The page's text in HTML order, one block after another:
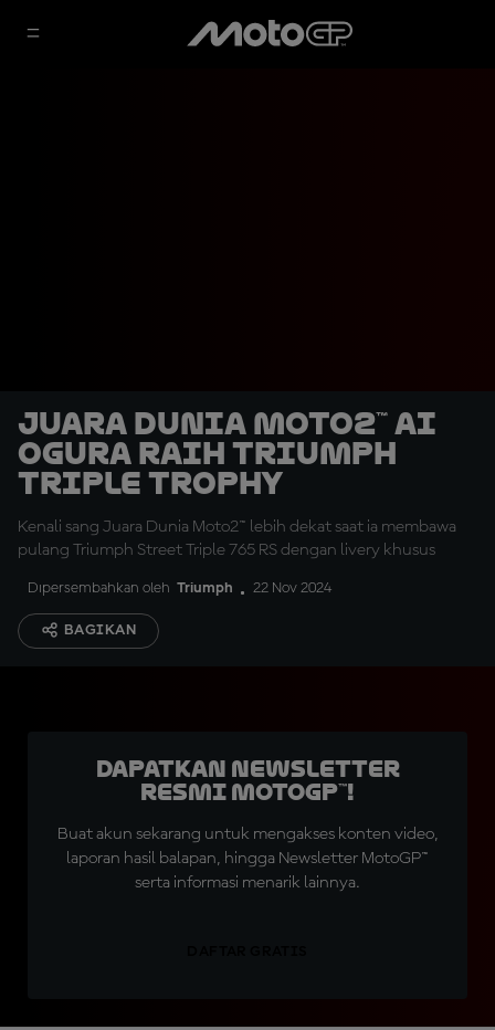
Juara Dunia Moto2™ Ai
Ogura Raih Triumph
Triple Trophy
Kenali sang Juara Dunia Moto2™ lebih dekat saat ia membawa
pulang Triumph Street Triple 765 RS dengan livery khusus
Dipersembahkan oleh Triumph 22 Nov 2024
BAGIKAN
Dapatkan Newsletter
Resmi MotoGP™!
Buat akun sekarang untuk mengakses konten video,
laporan hasil balapan, hingga Newsletter MotoGP™
serta informasi menarik lainnya.